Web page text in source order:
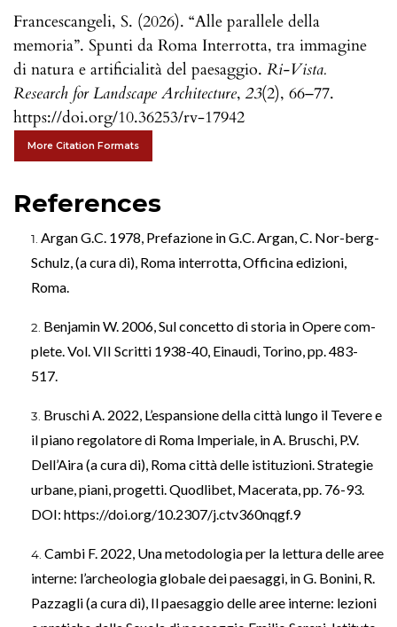
Francescangeli, S. (2026). “Alle parallele della
memoria”. Spunti da Roma Interrotta, tra immagine
di natura e artificialità del paesaggio. Ri-Vista.
Research for Landscape Architecture, 23(2), 66–77.
https://doi.org/10.36253/rv-17942
More Citation Formats
References
Argan G.C. 1978, Prefazione in G.C. Argan, C. Nor-berg-
Schulz, (a cura di), Roma interrotta, Officina edizioni,
Roma.
Benjamin W. 2006, Sul concetto di storia in Opere com-
plete. Vol. VII Scritti 1938-40, Einaudi, Torino, pp. 483-
517.
Bruschi A. 2022, L’espansione della città lungo il Tevere e
il piano regolatore di Roma Imperiale, in A. Bruschi, P.V.
Dell’Aira (a cura di), Roma città delle istituzioni. Strategie
urbane, piani, progetti. Quodlibet, Macerata, pp. 76-93.
DOI: https://doi.org/10.2307/j.ctv360nqgf.9
Cambi F. 2022, Una metodologia per la lettura delle aree
interne: l’archeologia globale dei paesaggi, in G. Bonini, R.
Pazzagli (a cura di), Il paesaggio delle aree interne: lezioni